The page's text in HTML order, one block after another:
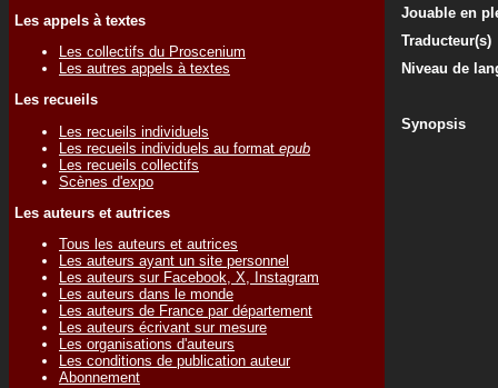
Les appels à textes
Les collectifs du Proscenium
Les autres appels à textes
Les recueils
Les recueils individuels
Les recueils individuels au format epub
Les recueils collectifs
Scènes d'expo
Les auteurs et autrices
Tous les auteurs et autrices
Les auteurs ayant un site personnel
Les auteurs sur Facebook, X, Instagram
Les auteurs dans le monde
Les auteurs de France par département
Les auteurs écrivant sur mesure
Les organisations d'auteurs
Les conditions de publication auteur
Abonnement
Jouable en
Traducteur(s)
Niveau de
Synopsis